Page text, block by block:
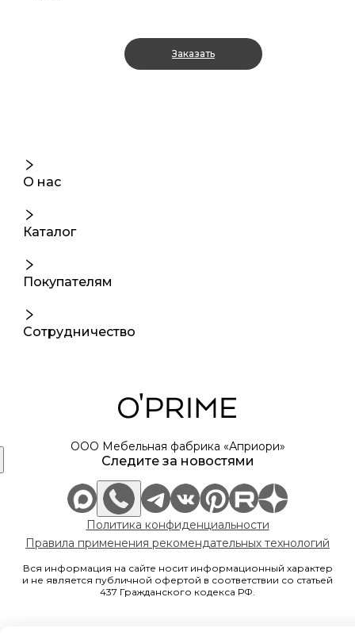
Заказать
О нас
Каталог
Покупателям
Сотрудничество
ООО Мебельная фабрика «Априори»
Следите за новостями
Политика конфиденциальности
Правила применения рекомендательных технологий
Вся информация на сайте носит информационный характер
и не является публичной офертой в соответствии со статьей
437 Гражданского кодекса РФ.